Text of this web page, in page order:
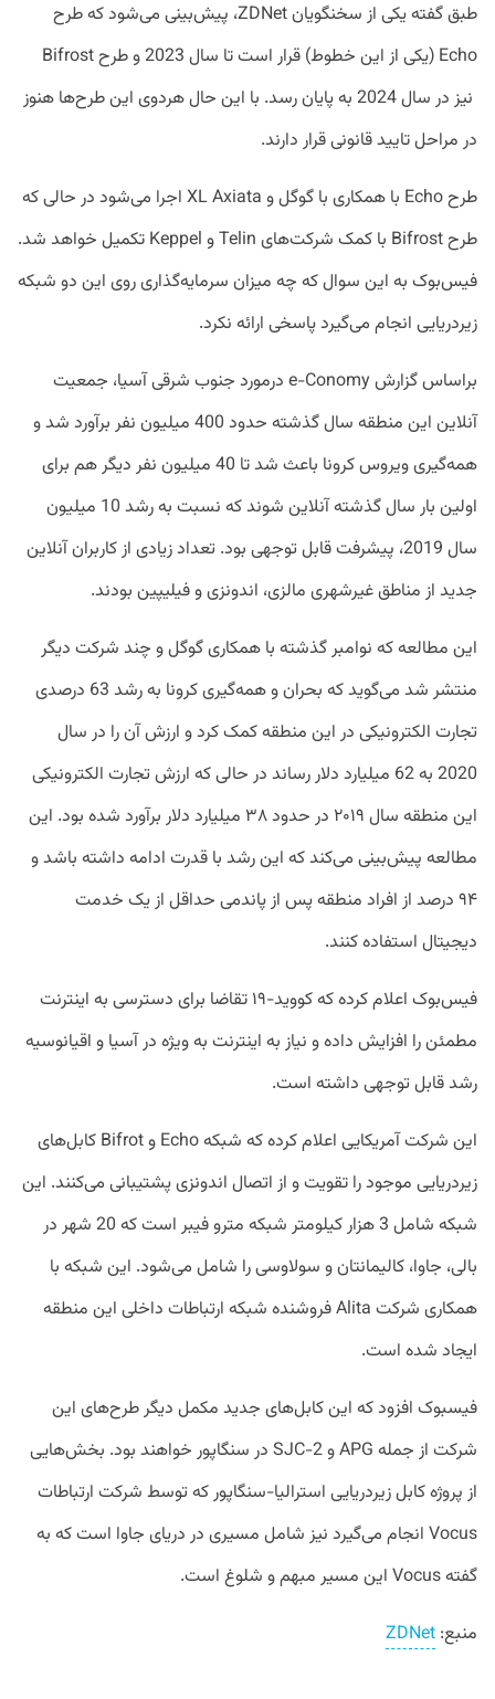
طبق گفته یکی از سخنگویان ZDNet، پیش‌بینی می‌شود که طرح
Echo (یکی از این خطوط) قرار است تا سال 2023 و طرح Bifrost
نیز در سال 2024 به پایان ‌رسد. با این حال هردوی این طرح‌ها هنوز
در مراحل تایید قانونی قرار دارند.
طرح Echo با همکاری با گوگل و XL Axiata اجرا می‌شود در حالی که
طرح Bifrost با کمک شرکت‌های Telin و Keppel تکمیل خواهد شد.
فیس‌بوک به این سوال که چه میزان سرمایه‌گذاری روی این دو شبکه
زیردریایی انجام می‌گیرد پاسخی ارائه نکرد.
براساس گزارش e-Conomy درمورد جنوب شرقی آسیا، جمعیت
آنلاین این منطقه سال گذشته حدود 400 میلیون نفر برآورد شد و
همه‌گیری ویروس کرونا باعث شد تا 40 میلیون نفر دیگر هم برای
اولین بار سال گذشته آنلاین شوند که نسبت به رشد 10 میلیون
سال 2019، پیشرفت قابل توجهی بود. تعداد زیادی از کاربران آنلاین
جدید از مناطق غیرشهری مالزی، اندونزی و فیلیپین بودند.
این مطالعه که نوامبر گذشته با همکاری گوگل و چند شرکت دیگر
منتشر شد می‌گوید که بحران و همه‌گیری کرونا به رشد 63 درصدی
تجارت الکترونیکی در این منطقه کمک کرد و ارزش آن را در سال
2020 به 62 میلیارد دلار رساند در حالی که ارزش تجارت الکترونیکی
این منطقه سال ۲۰۱۹ در حدود ۳۸ میلیارد دلار برآورد شده بود. این
مطالعه پیش‌بینی می‌کند که این رشد با قدرت ادامه داشته باشد و
۹۴ درصد از افراد منطقه پس از پاندمی حداقل از یک خدمت
دیجیتال استفاده کنند.
فیس‌بوک اعلام کرده که کووید-۱۹ تقاضا برای دسترسی به اینترنت
مطمئن را افزایش داده و نیاز به اینترنت به ویژه در آسیا و اقیانوسیه
رشد قابل توجهی داشته است.
این شرکت آمریکایی اعلام کرده که شبکه Echo و Bifrot کابل‌‌های
زیردریایی موجود را تقویت و از اتصال اندونزی پشتیبانی می‌کنند. این
شبکه شامل 3 هزار کیلومتر شبکه مترو فیبر است که 20 شهر در
بالی، جاوا، کالیمانتان و سولاوسی را شامل می‌شود. این شبکه با
همکاری شرکت Alita فروشنده شبکه ارتباطات داخلی این منطقه
ایجاد شده است.
فیسبوک افزود که این کابل‌های جدید مکمل دیگر طرح‌های این
شرکت از جمله APG و SJC-2 در سنگاپور خواهند بود. بخش‌هایی
از پروژه کابل زیردریایی استرالیا-سنگاپور که توسط شرکت ارتباطات
Vocus انجام می‌گیرد نیز شامل مسیری در دریای جاوا است که به
گفته Vocus این مسیر مبهم و شلوغ است.
منبع: ZDNet